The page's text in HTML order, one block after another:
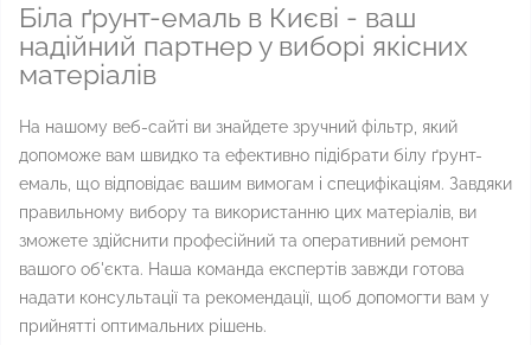
Біла ґрунт-емаль в Києві - ваш
надійний партнер у виборі якісних
матеріалів
На нашому веб-сайті ви знайдете зручний фільтр, який
допоможе вам швидко та ефективно підібрати білу ґрунт-
емаль, що відповідає вашим вимогам і специфікаціям. Завдяки
правильному вибору та використанню цих матеріалів, ви
зможете здійснити професійний та оперативний ремонт
вашого об'єкта. Наша команда експертів завжди готова
надати консультації та рекомендації, щоб допомогти вам у
прийнятті оптимальних рішень.